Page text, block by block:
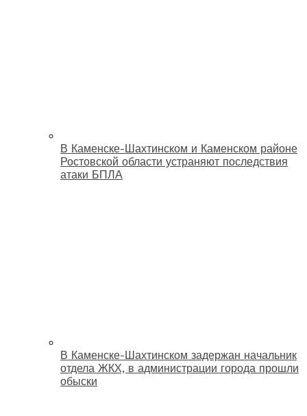
В Каменске-Шахтинском и Каменском районе
Ростовской области устраняют последствия
атаки БПЛА
В Каменске-Шахтинском задержан начальник
отдела ЖКХ, в администрации города прошли
обыски